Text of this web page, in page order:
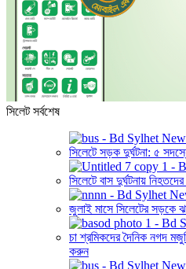
সিলেট সর্বশেষ
সিলেটে সড়ক দুর্ঘটনা: ৫
সিলেটে বাস দুর্ঘটনায়
জুলাই মাসে সিলেটের সড়কে
চা শ্রমিকদের দৈনিক নগদ
করুন